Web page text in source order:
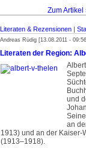
Zum Artikel
Literaten & Rezensionen |
Andreas Rüdig [13.08.2011 -
Literaten der Region:
und
an
1913) und an der Kaiser-
(1913–1918).